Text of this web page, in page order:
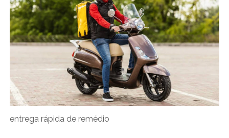
entrega rápida de remédio